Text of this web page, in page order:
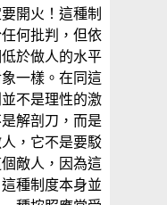
開火！這種制
何批判，但依
於做人的水平
一樣。在同這
不是理性的激
解剖刀，而是
，它不是要駁
敵人，因為這
種制度本身並